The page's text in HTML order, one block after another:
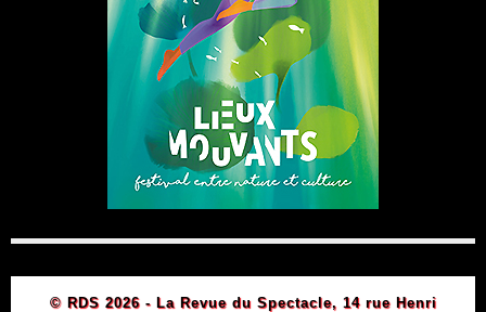
© RDS 2026 - La Revue du Spectacle, 14 rue Henri